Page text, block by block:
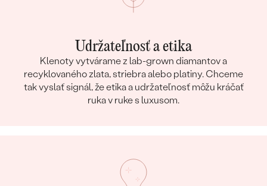
Udržateľnosť a etika
Klenoty vytvárame z lab-grown diamantov a
recyklovaného zlata, striebra alebo platiny. Chceme
tak vyslať signál, že etika a udržateľnosť môžu kráčať
ruka v ruke s luxusom.